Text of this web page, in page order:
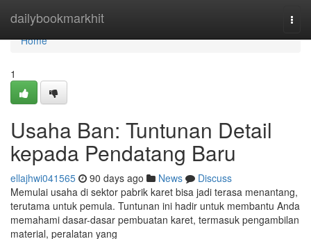
dailybookmarkhit
Home
Home
1
Usaha Ban: Tuntunan Detail
kepada Pendatang Baru
ellajhwi041565 90 days ago News
Discuss
Memulai usaha di sektor pabrik karet bisa jadi terasa menantang,
terutama untuk pemula. Tuntunan ini hadir untuk membantu Anda
memahami dasar-dasar pembuatan karet, termasuk pengambilan
material, peralatan yang